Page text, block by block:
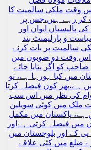
وقت ملکی سالمیت کا
کر رہے ہیں،جس پر
پالیسیاں ایوان اور
و پارلیمنٹ بند
سالمیت پر بات کرنے
وقت دو صوبوں میں
کو اگر بتایا جائے
میں کیا ہورہا ہے، تو
ہے،پھر کون فیصلہ کرتا
کی نظر میں اس سب
ملک میں کوئی سویلین
ہے، پاکستان میں مکمل
میں فیصلہ کرتی ہےاور
کے اور بلوچستان میں
ضلع میں کئی علاقے